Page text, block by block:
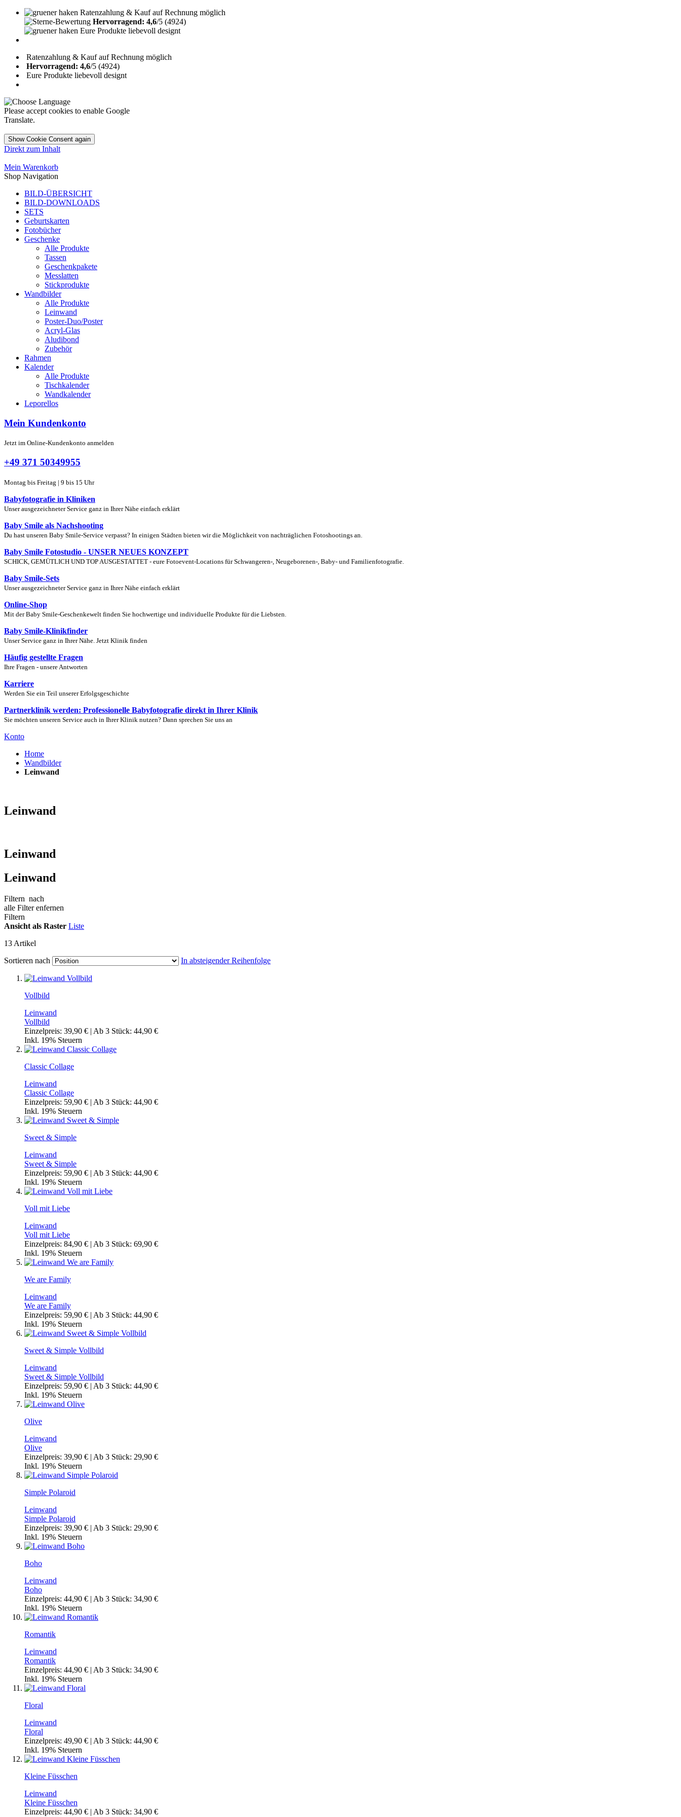
Ratenzahlung & Kauf auf Rechnung möglich
Hervorragend: 4,6/5 (4924)
Eure Produkte liebevoll designt
Ratenzahlung & Kauf auf Rechnung möglich
Hervorragend: 4,6/5 (4924)
Eure Produkte liebevoll designt
Please accept cookies to enable Google
Translate.
Show Cookie Consent again
Direkt zum Inhalt
Mein Warenkorb
Shop Navigation
BILD-ÜBERSICHT
BILD-DOWNLOADS
SETS
Geburtskarten
Fotobücher
Geschenke
Alle Produkte
Tassen
Geschenkpakete
Messlatten
Stickprodukte
Wandbilder
Alle Produkte
Leinwand
Poster-Duo/Poster
Acryl-Glas
Aludibond
Zubehör
Rahmen
Kalender
Alle Produkte
Tischkalender
Wandkalender
Leporellos
Mein Kundenkonto
Jetzt im Online-Kundenkonto anmelden
+49 371 50349955
Montag bis Freitag | 9 bis 15 Uhr
Babyfotografie in Kliniken
Unser ausgezeichneter Service ganz in Ihrer Nähe einfach erklärt
Baby Smile als Nachshooting
Du hast unseren Baby Smile-Service verpasst? In einigen Städten bieten wir die Möglichkeit von nachträglichen Fotoshootings an.
Baby Smile Fotostudio - UNSER NEUES KONZEPT
SCHICK, GEMÜTLICH UND TOP AUSGESTATTET - eure Fotoevent-Locations für Schwangeren-, Neugeborenen-, Baby- und Familienfotografie.
Baby Smile-Sets
Unser ausgezeichneter Service ganz in Ihrer Nähe einfach erklärt
Online-Shop
Mit der Baby Smile-Geschenkewelt finden Sie hochwertige und individuelle Produkte für die Liebsten.
Baby Smile-Klinikfinder
Unser Service ganz in Ihrer Nähe. Jetzt Klinik finden
Häufig gestellte Fragen
Ihre Fragen - unsere Antworten
Karriere
Werden Sie ein Teil unserer Erfolgsgeschichte
Partnerklinik werden: Professionelle Babyfotografie direkt in Ihrer Klinik
Sie möchten unseren Service auch in Ihrer Klinik nutzen? Dann sprechen Sie uns an
Konto
Home
Wandbilder
Leinwand
Leinwand
Leinwand
Leinwand
Filtern nach
alle Filter enfernen
Filtern
Ansicht als Raster Liste
13Artikel
Sortieren nach
In absteigender Reihenfolge
Vollbild
Leinwand
Vollbild
Einzelpreis: 39,90 € | Ab 3 Stück: 44,90 €
Inkl. 19% Steuern
Classic Collage
Leinwand
Classic Collage
Einzelpreis: 59,90 € | Ab 3 Stück: 44,90 €
Inkl. 19% Steuern
Sweet & Simple
Leinwand
Sweet & Simple
Einzelpreis: 59,90 € | Ab 3 Stück: 44,90 €
Inkl. 19% Steuern
Voll mit Liebe
Leinwand
Voll mit Liebe
Einzelpreis: 84,90 € | Ab 3 Stück: 69,90 €
Inkl. 19% Steuern
We are Family
Leinwand
We are Family
Einzelpreis: 59,90 € | Ab 3 Stück: 44,90 €
Inkl. 19% Steuern
Sweet & Simple Vollbild
Leinwand
Sweet & Simple Vollbild
Einzelpreis: 59,90 € | Ab 3 Stück: 44,90 €
Inkl. 19% Steuern
Olive
Leinwand
Olive
Einzelpreis: 39,90 € | Ab 3 Stück: 29,90 €
Inkl. 19% Steuern
Simple Polaroid
Leinwand
Simple Polaroid
Einzelpreis: 39,90 € | Ab 3 Stück: 29,90 €
Inkl. 19% Steuern
Boho
Leinwand
Boho
Einzelpreis: 44,90 € | Ab 3 Stück: 34,90 €
Inkl. 19% Steuern
Romantik
Leinwand
Romantik
Einzelpreis: 44,90 € | Ab 3 Stück: 34,90 €
Inkl. 19% Steuern
Floral
Leinwand
Floral
Einzelpreis: 49,90 € | Ab 3 Stück: 44,90 €
Inkl. 19% Steuern
Kleine Füsschen
Leinwand
Kleine Füsschen
Einzelpreis: 44,90 € | Ab 3 Stück: 34,90 €